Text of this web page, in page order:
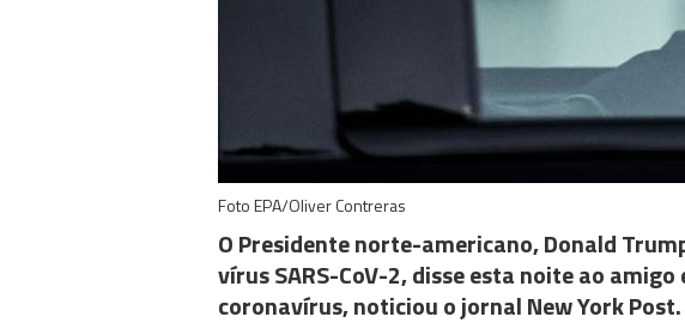
Foto EPA/Oliver Contreras
O Presidente norte-americano, Donald
vírus SARS-CoV-2, disse esta noite ao
coronavírus, noticiou o jornal New York Post.